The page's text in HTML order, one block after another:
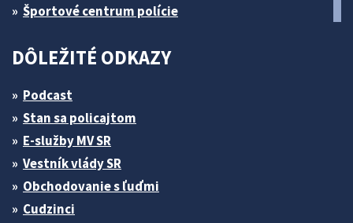
Športové centrum polície
DÔLEŽITÉ ODKAZY
Podcast
Stan sa policajtom
E-služby MV SR
Vestník vlády SR
Obchodovanie s ľuďmi
Cudzinci